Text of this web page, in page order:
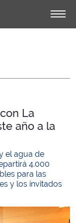
La
año a la
el agua de
4.000
para las
y los invitados